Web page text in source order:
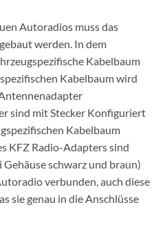
Autoradios muss das
werden. In dem
Kabelbaum
Kabelbaum wird
sind mit Stecker Konfiguriert
Kabelbaum
KFZ Radio-Adapters sind
schwarz und braun)
verbunden, auch diese
sie genau in die Anschlüsse